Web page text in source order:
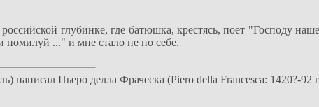
глубинке, где батюшка, крестясь, поет "Господу
..." и мне стало не по себе.
Пьеро делла Фраческа (Piero della Francesca: 1420?-92